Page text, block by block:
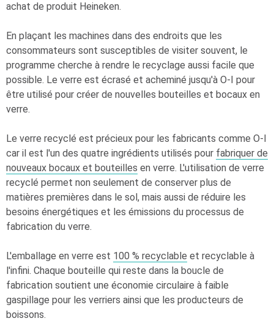
achat de produit Heineken.
En plaçant les machines dans des endroits que les
consommateurs sont susceptibles de visiter souvent, le
programme cherche à rendre le recyclage aussi facile que
possible. Le verre est écrasé et acheminé jusqu'à O-I pour
être utilisé pour créer de nouvelles bouteilles et bocaux en
verre.
Le verre recyclé est précieux pour les fabricants comme O-I
car il est l'un des quatre ingrédients utilisés pour fabriquer de
nouveaux bocaux et bouteilles en verre. L'utilisation de verre
recyclé permet non seulement de conserver plus de
matières premières dans le sol, mais aussi de réduire les
besoins énergétiques et les émissions du processus de
fabrication du verre.
L'emballage en verre est 100 % recyclable et recyclable à
l'infini. Chaque bouteille qui reste dans la boucle de
fabrication soutient une économie circulaire à faible
gaspillage pour les verriers ainsi que les producteurs de
boissons.